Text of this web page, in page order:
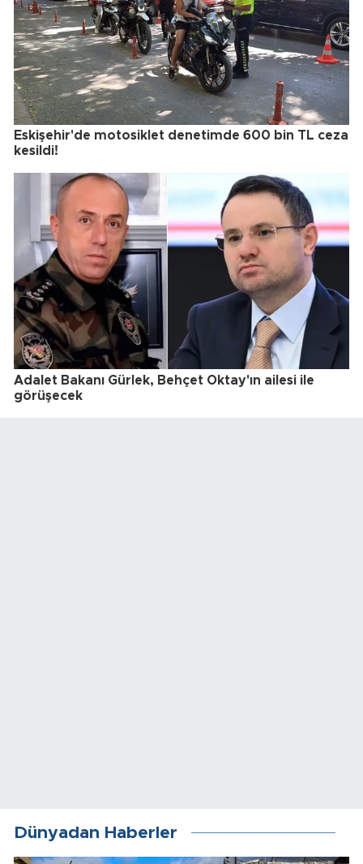
Eskişehir'de motosiklet denetimde 600 bin TL ceza
kesildi!
Adalet Bakanı Gürlek, Behçet Oktay'ın ailesi ile
görüşecek
Dünyadan Haberler